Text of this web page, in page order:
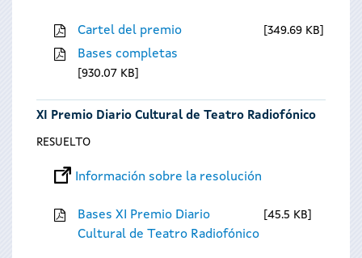
Cartel del premio 349.69 KB
Bases completas
930.07 KB
XI Premio Diario Cultural de Teatro Radiofónico
RESUELTO
Información sobre la resolución
Bases XI Premio Diario
Cultural de Teatro Radiofónico
45.5 KB